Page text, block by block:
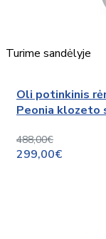
Turime sandėlyje
Oli potinkinis
Peonia klozeto
488,00€
299,00€